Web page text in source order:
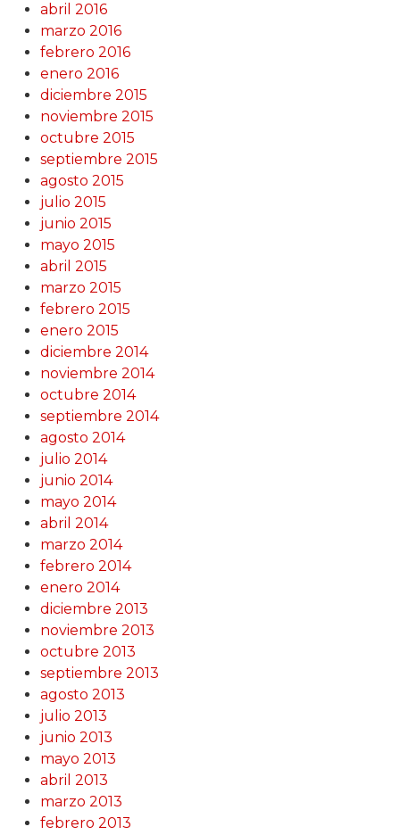
abril 2016
marzo 2016
febrero 2016
enero 2016
diciembre 2015
noviembre 2015
octubre 2015
septiembre 2015
agosto 2015
julio 2015
junio 2015
mayo 2015
abril 2015
marzo 2015
febrero 2015
enero 2015
diciembre 2014
noviembre 2014
octubre 2014
septiembre 2014
agosto 2014
julio 2014
junio 2014
mayo 2014
abril 2014
marzo 2014
febrero 2014
enero 2014
diciembre 2013
noviembre 2013
octubre 2013
septiembre 2013
agosto 2013
julio 2013
junio 2013
mayo 2013
abril 2013
marzo 2013
febrero 2013